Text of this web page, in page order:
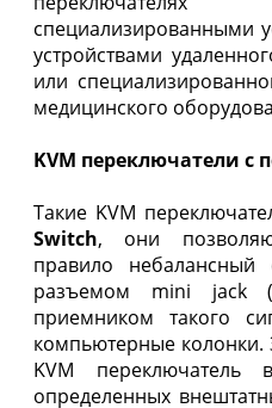
специализированными
устройствами
или
медицинского
KVM переключатели с
Такие KVM
Switch, они
правило небалансный
разъемом mini jack
приемником такого
компьютерные колонки.
KVM
определенных